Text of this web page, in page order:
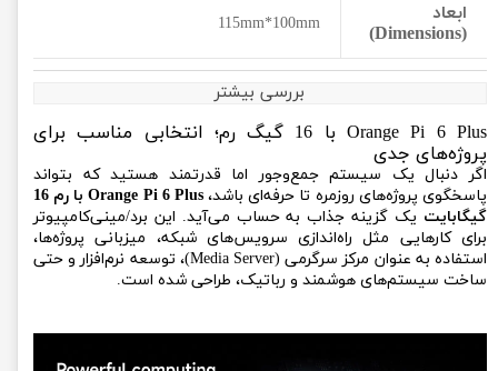
ابعاد
(Dimensions)
115mm*100mm
بررسی بیشتر
Orange Pi 6 Plus با 16 گیگ رم؛ انتخابی مناسب برای
پروژه‌های جدی
اگر دنبال یک سیستم جمع‌وجور اما قدرتمند هستید که بتواند
پاسخگوی پروژه‌های روزمره تا حرفه‌ای باشد،
Orange Pi 6 Plus با رم 16
گیگابایت یک گزینه جذاب به حساب می‌آید. این برد/مینی‌کامپیوتر
برای کارهایی مثل راه‌اندازی سرویس‌های شبکه، میزبانی پروژه‌ها،
استفاده به عنوان مرکز سرگرمی (Media Server)، توسعه نرم‌افزار و حتی
ساخت سیستم‌های هوشمند و رباتیک، طراحی شده است.